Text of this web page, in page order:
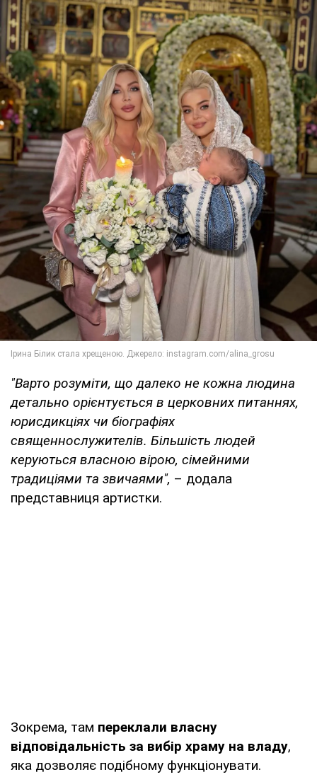
"Варто розуміти, що далеко не кожна людина
детально орієнтується в церковних питаннях,
юрисдикціях чи біографіях
священнослужителів. Більшість людей
керуються власною вірою, сімейними
традиціями та звичаями", – додала
представниця артистки.
Зокрема, там переклали власну
відповідальність за вибір храму на владу,
яка дозволяє подібному функціонувати.